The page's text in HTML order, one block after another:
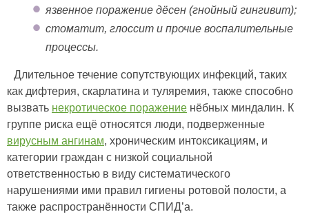
язвенное поражение дёсен (гнойный гингивит);
стоматит, глоссит и прочие воспалительные
процессы.
Длительное течение сопутствующих инфекций, таких
как дифтерия, скарлатина и туляремия, также способно
вызвать некротическое поражение нёбных миндалин. К
группе риска ещё относятся люди, подверженные
вирусным ангинам, хроническим интоксикациям, и
категории граждан с низкой социальной
ответственностью в виду систематического
нарушениями ими правил гигиены ротовой полости, а
также распространённости СПИД’а.